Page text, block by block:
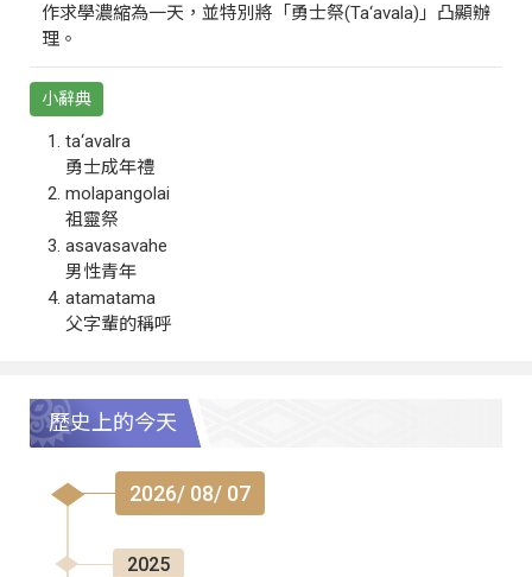
作求學濃縮為一天，並特別將「勇士祭(Ta‘avala)」凸顯辦
理。
小辭典
ta‘avalra
勇士成年禮
molapangolai
祖靈祭
asavasavahe
男性青年
atamatama
父字輩的稱呼
歷史上的今天
2026/ 08/ 07
2025